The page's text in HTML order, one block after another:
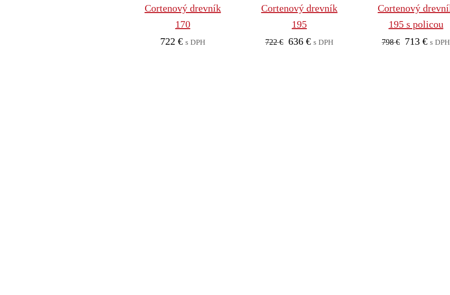
Cortenový drevník
170
722 € s DPH
Cortenový drevník
195
722€ Pôvodná
636 €Aktuálna
s DPH
Cortenový
195 s policou
798€
Pôvodná
713€ s DPH